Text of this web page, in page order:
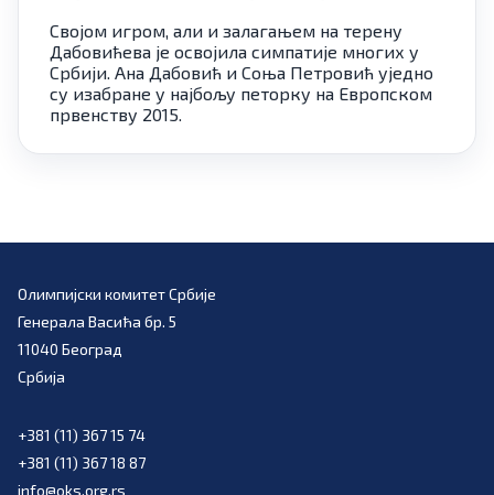
Својом игром, али и залагањем на терену
Дабовићева је освојила симпатије многих у
Србији. Ана Дабовић и Соња Петровић уједно
су изабране у најбољу петорку на Европском
првенству 2015.
Олимпијски комитет Србије
Генерала Васића бр. 5
11040 Београд
Србија
+381 (11) 367 15 74
+381 (11) 367 18 87
info@oks.org.rs